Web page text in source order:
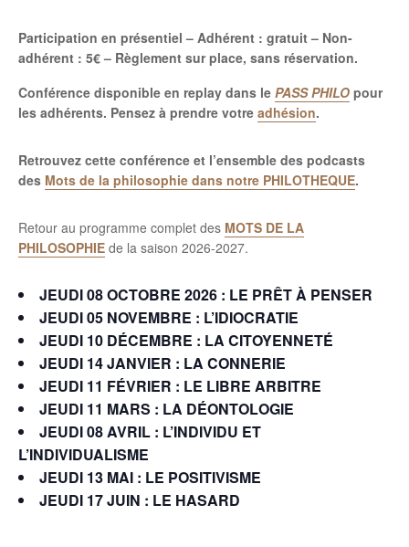
Participation en présentiel – Adhérent : gratuit – Non-
adhérent : 5€ – Règlement sur place, sans réservation.
Conférence disponible en replay dans le PASS PHILO pour
les adhérents. Pensez à prendre votre adhésion.
Retrouvez cette conférence et l’ensemble des podcasts
des Mots de la philosophie dans notre PHILOTHEQUE.
Retour au programme complet des MOTS DE LA
PHILOSOPHIE de la saison 2026-2027.
JEUDI 08 OCTOBRE 2026 : LE PRÊT À PENSER
JEUDI 05 NOVEMBRE : L’IDIOCRATIE
JEUDI 10 DÉCEMBRE : LA CITOYENNETÉ
JEUDI 14 JANVIER : LA CONNERIE
JEUDI 11 FÉVRIER : LE LIBRE ARBITRE
JEUDI 11 MARS : LA DÉONTOLOGIE
JEUDI 08 AVRIL : L’INDIVIDU ET
L’INDIVIDUALISME
JEUDI 13 MAI : LE POSITIVISME
JEUDI 17 JUIN : LE HASARD